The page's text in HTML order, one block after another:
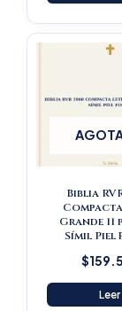
Biblia
Grande
Símil Piel
$